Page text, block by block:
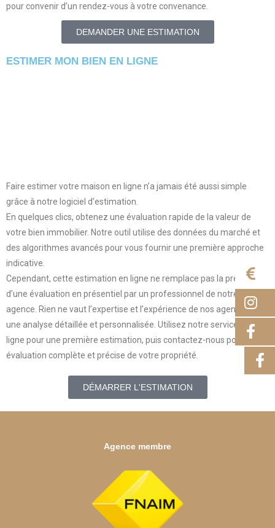
pour convenir d’un rendez-vous à votre convenance.
DEMANDER UNE ESTIMATION
ESTIMER MON BIEN EN LIGNE
Faire estimer votre maison en ligne n’a jamais été aussi simple
grâce à notre logiciel d’estimation.
En quelques clics, obtenez une évaluation rapide de la valeur de
votre bien immobilier. Notre outil utilise des données du marché et
des algorithmes avancés pour vous fournir une première approche
indicative.
Cependant, cette estimation en ligne ne remplace pas la précision
d’une évaluation en présentiel par un professionnel de notre
agence. Rien ne vaut l’expertise et l’expérience de nos agents pour
une analyse détaillée et personnalisée. Utilisez notre service en
ligne pour une première estimation, puis contactez-nous pour une
évaluation complète et précise de votre propriété.
DÉMARRER L'ESTIMATION
Agence membre